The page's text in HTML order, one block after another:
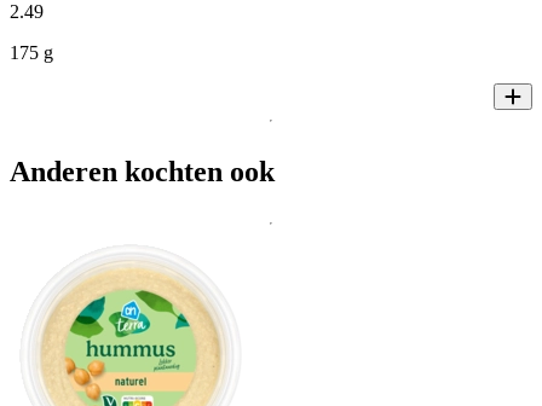
2.49
175 g
Anderen kochten ook